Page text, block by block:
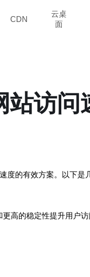
CDN
云桌
面
站访问
的有效方案。以下是
高的稳定性提升用户